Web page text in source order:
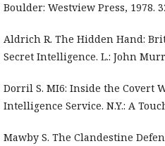
Boulder: Westview Press, 1978.
Aldrich R. The Hidden Hand:
Secret Intelligence. L.: John
Dorril S. MI6: Inside the Covert
Intelligence Service. N.Y.: A
Mawby S. The Clandestine